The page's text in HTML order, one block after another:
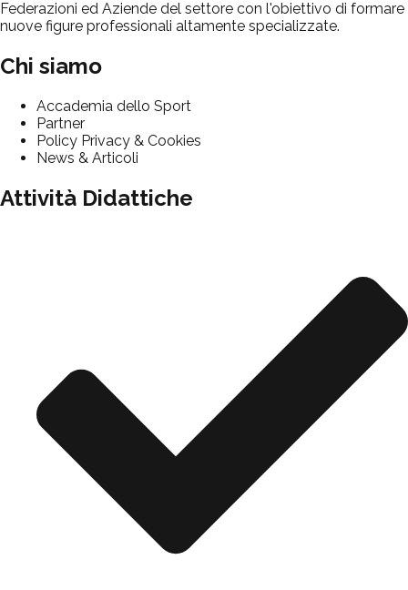
Federazioni ed Aziende del settore con l'obiettivo di formare
nuove figure professionali altamente specializzate.
Chi siamo
Accademia dello Sport
Partner
Policy Privacy & Cookies
News & Articoli
Attività Didattiche